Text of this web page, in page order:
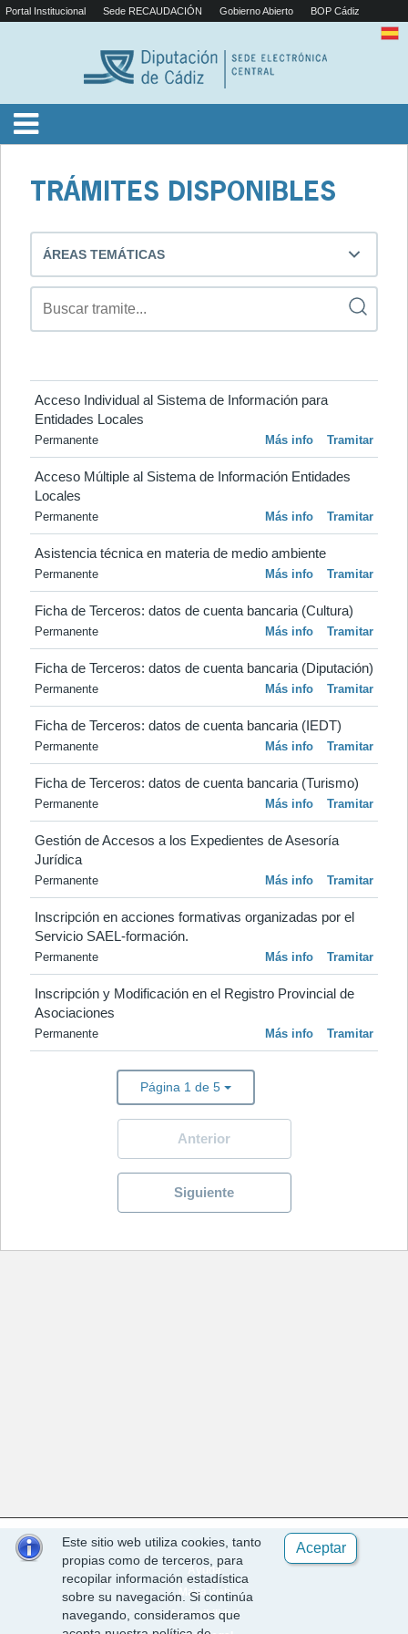
Portal Institucional Sede RECAUDACIÓN Gobierno Abierto BOP Cádiz
TRÁMITES DISPONIBLES
ÁREAS TEMÁTICAS
Acceso Individual al Sistema de Información para
Entidades Locales
Permanente Más info Tramitar
Acceso Múltiple al Sistema de Información Entidades
Locales
Permanente Más info Tramitar
Asistencia técnica en materia de medio ambiente
Permanente Más info Tramitar
Ficha de Terceros: datos de cuenta bancaria (Cultura)
Permanente Más info Tramitar
Ficha de Terceros: datos de cuenta bancaria (Diputación)
Permanente Más info Tramitar
Ficha de Terceros: datos de cuenta bancaria (IEDT)
Permanente Más info Tramitar
Ficha de Terceros: datos de cuenta bancaria (Turismo)
Permanente Más info Tramitar
Gestión de Accesos a los Expedientes de Asesoría
Jurídica
Permanente Más info Tramitar
Inscripción en acciones formativas organizadas por el
Servicio SAEL-formación.
Permanente Más info Tramitar
Inscripción y Modificación en el Registro Provincial de
Asociaciones
Permanente Más info Tramitar
Página 1 de 5
Anterior
Siguiente
Aceptar
Este sitio web utiliza cookies, tanto
propias como de terceros, para
recopilar información estadística
sobre su navegación. Si continúa
navegando, consideramos que
Ayuda
Mapa web
Accesibilidad